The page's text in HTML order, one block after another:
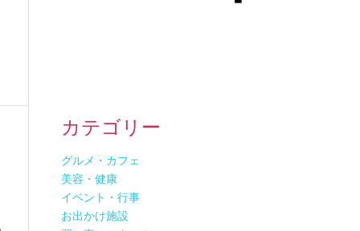
カテゴリー
グルメ・カフェ
美容・健康
イベント・行事
お出かけ施設